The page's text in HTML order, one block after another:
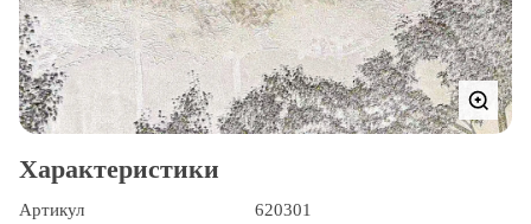
Характеристики
Артикул 620301